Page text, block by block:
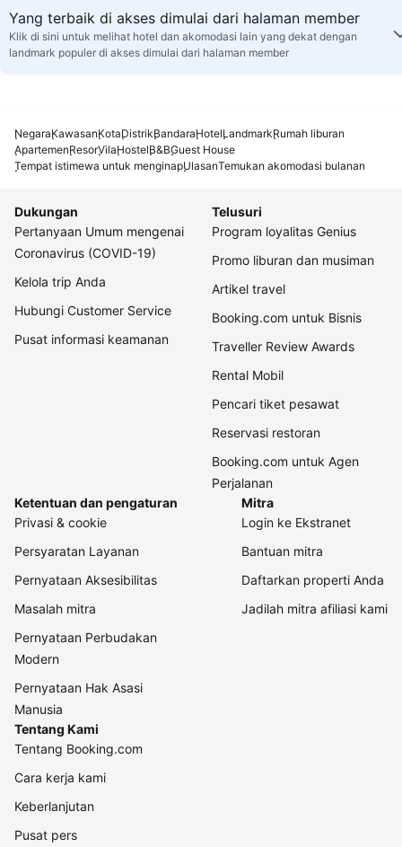
Yang terbaik di akses dimulai dari halaman member
Klik di sini untuk melihat hotel dan akomodasi lain yang dekat dengan
landmark populer di akses dimulai dari halaman member
NegaraKawasanKotaDistrikBandaraHotelLandmarkRumah liburan
ApartemenResorVilaHostelB&BGuest House
Tempat istimewa untuk menginapUlasanTemukan akomodasi bulanan
Dukungan
Pertanyaan Umum mengenai
Coronavirus (COVID-19)
Kelola trip Anda
Hubungi Customer Service
Pusat informasi keamanan
Telusuri
Program loyalitas Genius
Promo liburan dan musiman
Artikel travel
Booking.com untuk Bisnis
Traveller Review Awards
Rental Mobil
Pencari tiket pesawat
Reservasi restoran
Booking.com untuk Agen
Perjalanan
Ketentuan dan pengaturan
Privasi & cookie
Persyaratan Layanan
Pernyataan Aksesibilitas
Masalah mitra
Pernyataan Perbudakan
Modern
Pernyataan Hak Asasi
Manusia
Mitra
Login ke Ekstranet
Bantuan mitra
Daftarkan properti Anda
Jadilah mitra afiliasi kami
Tentang Kami
Tentang Booking.com
Cara kerja kami
Keberlanjutan
Pusat pers